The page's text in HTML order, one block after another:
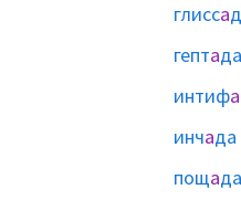
глисса
гептада
интифа
инчада
пощада